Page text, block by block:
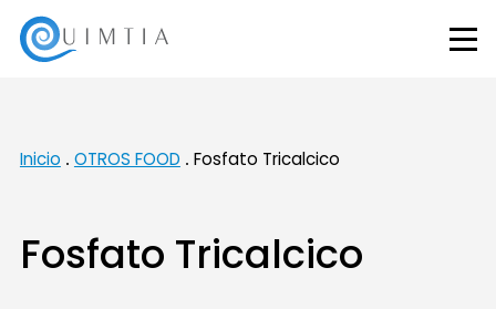
Inicio OTROS FOOD Fosfato Tricalcico
Fosfato Tricalcico